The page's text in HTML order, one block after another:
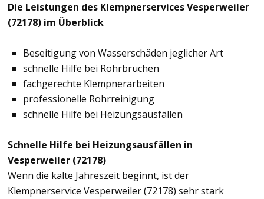
Die Leistungen des Klempnerservices Vesperweiler
(72178) im Überblick
Beseitigung von Wasserschäden jeglicher Art
schnelle Hilfe bei Rohrbrüchen
fachgerechte Klempnerarbeiten
professionelle Rohrreinigung
schnelle Hilfe bei Heizungsausfällen
Schnelle Hilfe bei Heizungsausfällen in
Vesperweiler (72178)
Wenn die kalte Jahreszeit beginnt, ist der
Klempnerservice Vesperweiler (72178) sehr stark